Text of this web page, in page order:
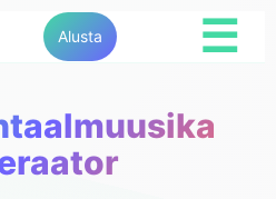
Alusta ☰